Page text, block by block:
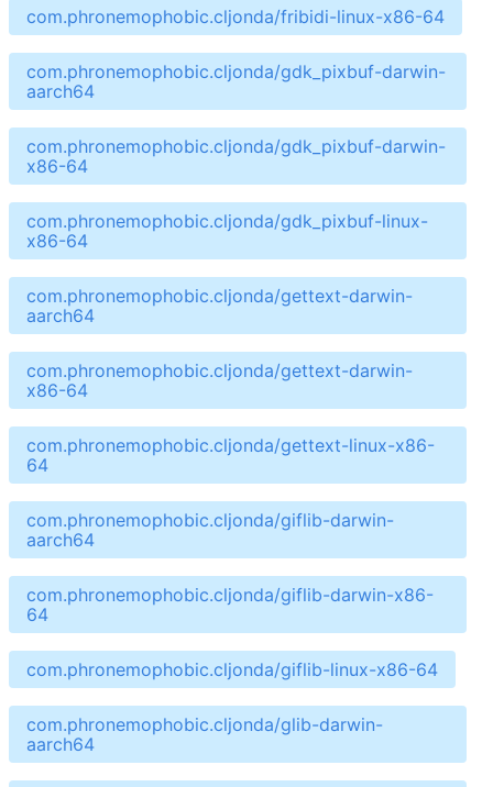
com.phronemophobic.cljonda/fribidi-linux-x86-64
com.phronemophobic.cljonda/gdk_pixbuf-darwin-
aarch64
com.phronemophobic.cljonda/gdk_pixbuf-darwin-
x86-64
com.phronemophobic.cljonda/gdk_pixbuf-linux-
x86-64
com.phronemophobic.cljonda/gettext-darwin-
aarch64
com.phronemophobic.cljonda/gettext-darwin-
x86-64
com.phronemophobic.cljonda/gettext-linux-x86-
64
com.phronemophobic.cljonda/giflib-darwin-
aarch64
com.phronemophobic.cljonda/giflib-darwin-x86-
64
com.phronemophobic.cljonda/giflib-linux-x86-64
com.phronemophobic.cljonda/glib-darwin-
aarch64